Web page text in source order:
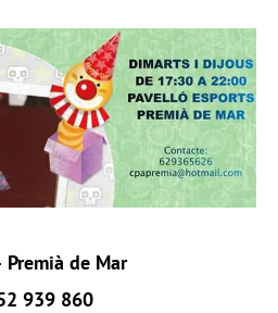
Premià de Mar
939 860